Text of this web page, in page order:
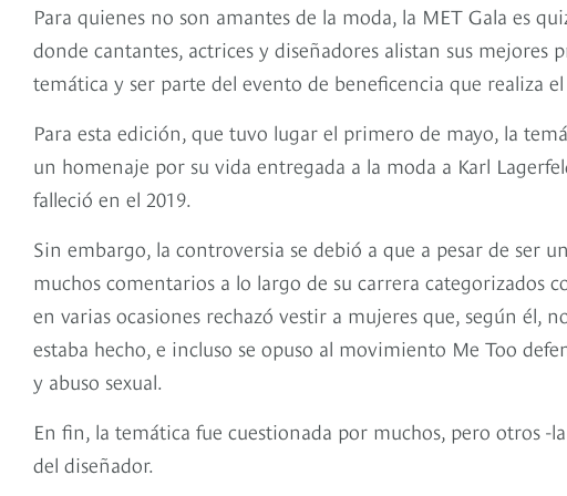
Para quienes no son amantes de la moda, la MET Gala es
donde cantantes, actrices y diseñadores alistan sus mejores
temática y ser parte del evento de beneficencia que realiza
Para esta edición, que tuvo lugar el primero de mayo, la
un homenaje por su vida entregada a la moda a Karl
falleció en el 2019.
Sin embargo, la controversia se debió a que a pesar de ser
muchos comentarios a lo largo de su carrera categorizados
en varias ocasiones rechazó vestir a mujeres que, según él,
estaba hecho, e incluso se opuso al movimiento Me Too
y abuso sexual.
En fin, la temática fue cuestionada por muchos, pero otros
del diseñador.